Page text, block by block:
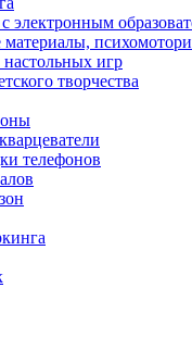
электронным
материалы,
игр
творчества
телефонов